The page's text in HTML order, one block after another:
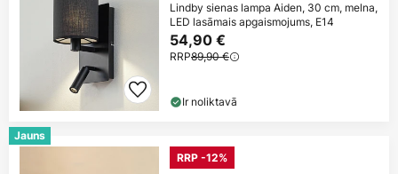
Lindby sienas lampa Aiden, 30 cm, melna,
LED lasāmais apgaismojums, E14
54,90 €
RRP89,90 €
Ir noliktavā
Jauns
RRP -12%